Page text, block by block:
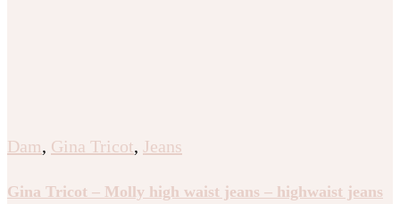
Dam, Gina Tricot, Jeans
Gina Tricot – Molly high waist jeans – highwaist jeans